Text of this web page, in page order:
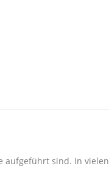
aufgeführt sind. In vielen